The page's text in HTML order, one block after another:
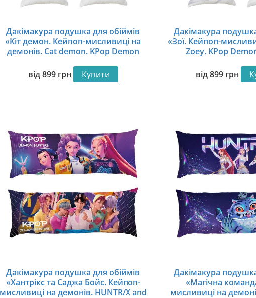
Дакімакура подушка для обіймів
«Кіт демон. Кейпоп-мисливиці на
демонів. Cat demon. KPop Demon
від899 грн Купити
Дакімакура
«Зої. Кейпоп-
Zoey. KPop
від899 грн
Дакімакура подушка для обіймів
«Хантрікс та Саджа Бойс. Кейпоп-
мисливиці на демонів. HUNTR/X and
Дакімакура
«Магічна
мисливиці на